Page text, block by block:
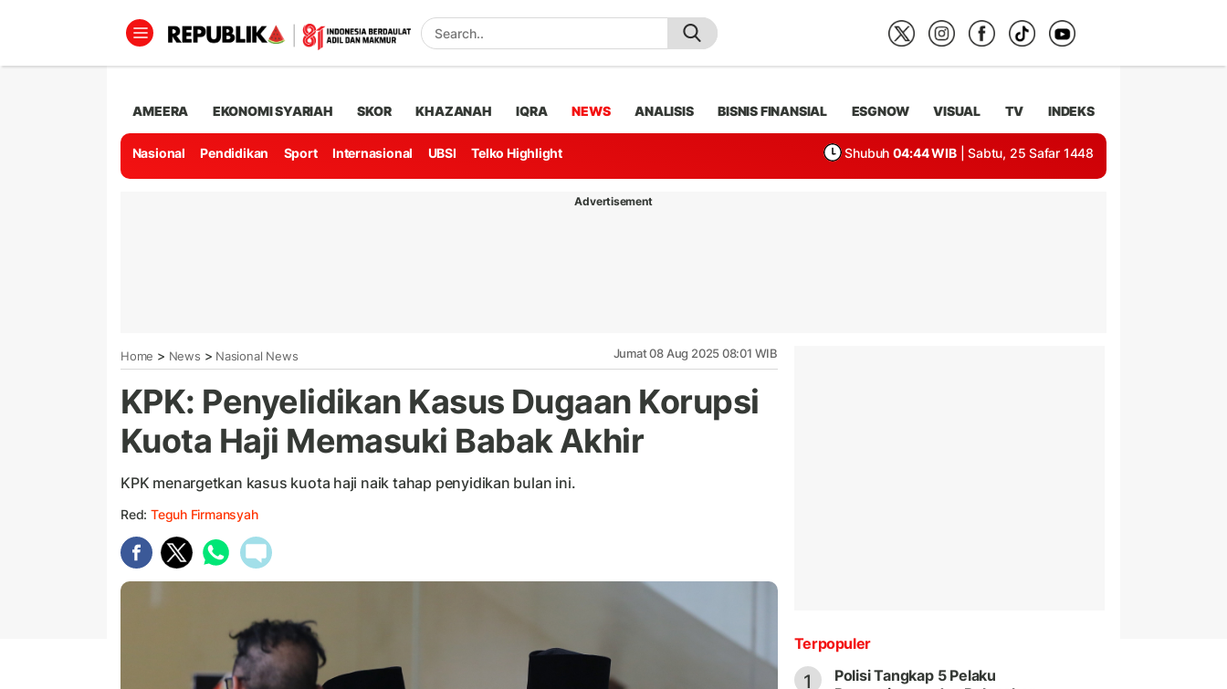
AMEERA EKONOMI SYARIAH SKOR KHAZANAH IQRA NEWS ANALISIS BISNIS FINANSIAL ESGNOW VISUAL TV INDEKS
Nasional Pendidikan Sport Internasional UBSI Telko Highlight Shubuh 04:44 WIB | Sabtu, 25 Safar 1448
Advertisement
Home > News > Nasional News Jumat 08 Aug 2025 08:01 WIB
KPK: Penyelidikan Kasus Dugaan Korupsi
Kuota Haji Memasuki Babak Akhir
KPK menargetkan kasus kuota haji naik tahap penyidikan bulan ini.
Red: Teguh Firmansyah
Terpopuler
1
Polisi Tangkap 5 Pelaku